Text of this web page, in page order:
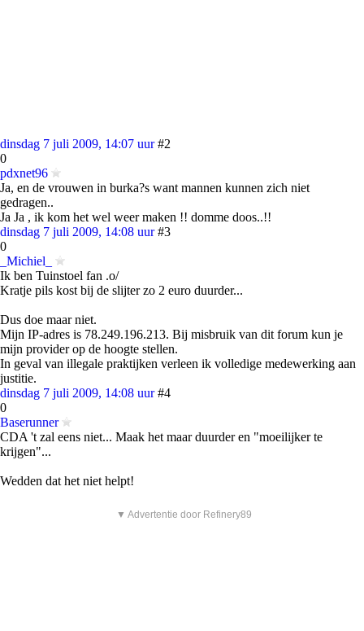
dinsdag 7 juli 2009, 14:07 uur #2
0
pdxnet96
Ja, en de vrouwen in burka?s want mannen kunnen zich niet
gedragen..
Ja Ja , ik kom het wel weer maken !! domme doos..!!
dinsdag 7 juli 2009, 14:08 uur #3
0
_Michiel_
Ik ben Tuinstoel fan .o/
Kratje pils kost bij de slijter zo 2 euro duurder...
Dus doe maar niet.
Mijn IP-adres is 78.249.196.213. Bij misbruik van dit forum kun je
mijn provider op de hoogte stellen.
In geval van illegale praktijken verleen ik volledige medewerking aan
justitie.
dinsdag 7 juli 2009, 14:08 uur #4
0
Baserunner
CDA 't zal eens niet... Maak het maar duurder en "moeilijker te
krijgen"...
Wedden dat het niet helpt!
▼ Advertentie door Refinery89